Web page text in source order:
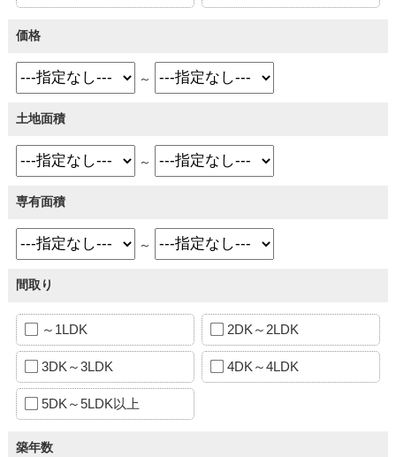
価格
～
土地面積
～
専有面積
～
間取り
～1LDK 2DK～2LDK
3DK～3LDK 4DK～4LDK
5DK～5LDK以上
築年数